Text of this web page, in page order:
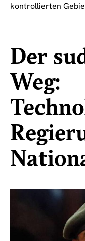
kontrollierten
Der
Weg: